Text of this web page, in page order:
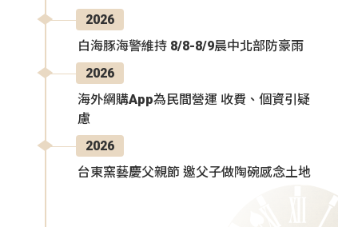
2026
白海豚海警維持 8/8-8/9晨中北部防豪雨
2026
海外網購App為民間營運 收費、個資引疑
慮
2026
台東窯藝慶父親節 邀父子做陶碗感念土地